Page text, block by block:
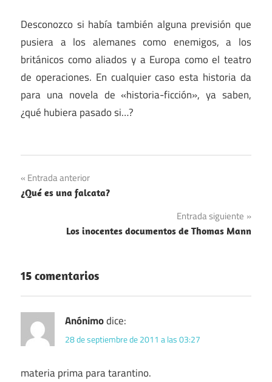
Desconozco si había también alguna previsión que
pusiera a los alemanes como enemigos, a los
británicos como aliados y a Europa como el teatro
de operaciones. En cualquier caso esta historia da
para una novela de «historia-ficción», ya saben,
¿qué hubiera pasado si…?
Navegación
de
entradas
Entrada anterior
¿Qué es una falcata?
Entrada siguiente
Los inocentes documentos de Thomas Mann
15 comentarios
Anónimodice:
28 de septiembre de 2011 a las 03:27
materia prima para tarantino.